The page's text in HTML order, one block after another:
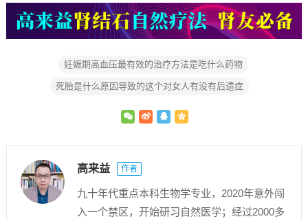
妊娠期高血压最有效的治疗方法是吃什么药物
死胎是什么原因导致的这个对女人有没有后遗症
高来益 作者
九十年代重点本科生物学专业，2020年意外闯
入一个禁区，开始研习自然医学；经过2000多